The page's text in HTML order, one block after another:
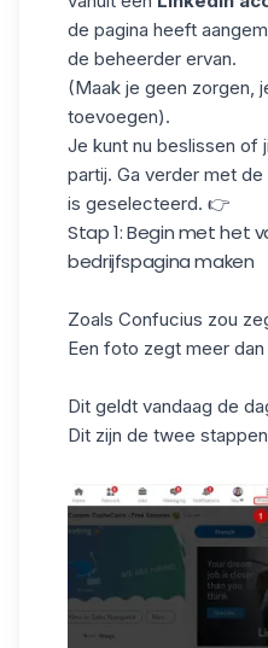
de pagina heeft
de beheerder ervan.
(Maak je geen zorgen,
toevoegen).
Je kunt nu beslissen of
partij. Ga verder met
is geselecteerd. 👉
Stap 1: Begin met het
bedrijfspagina maken
Zoals Confucius zou
Een foto zegt meer
Dit geldt vandaag de
Dit zijn de twee